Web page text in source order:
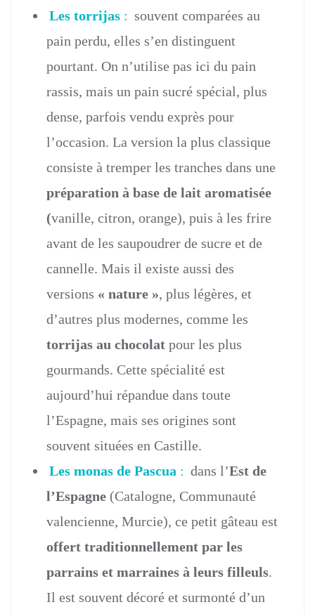
Les torrijas : souvent comparées au
pain perdu, elles s’en distinguent
pourtant. On n’utilise pas ici du pain
rassis, mais un pain sucré spécial, plus
dense, parfois vendu exprès pour
l’occasion. La version la plus classique
consiste à tremper les tranches dans une
préparation à base de lait aromatisée
(vanille, citron, orange), puis à les frire
avant de les saupoudrer de sucre et de
cannelle. Mais il existe aussi des
versions « nature », plus légères, et
d’autres plus modernes, comme les
torrijas au chocolat pour les plus
gourmands. Cette spécialité est
aujourd’hui répandue dans toute
l’Espagne, mais ses origines sont
souvent situées en Castille.
Les monas de Pascua : dans l’Est de
l’Espagne (Catalogne, Communauté
valencienne, Murcie), ce petit gâteau est
offert traditionnellement par les
parrains et marraines à leurs filleuls.
Il est souvent décoré et surmonté d’un